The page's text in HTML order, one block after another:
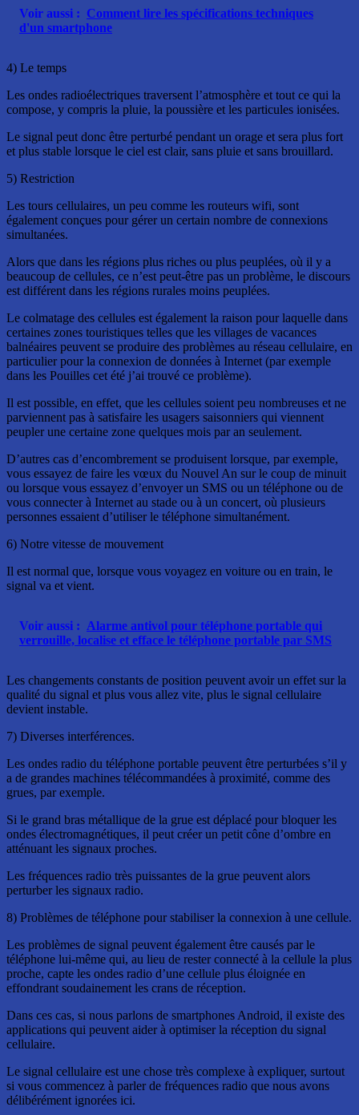
Voir aussi : Comment lire les spécifications techniques
d'un smartphone
4) Le temps
Les ondes radioélectriques traversent l’atmosphère et tout ce qui la
compose, y compris la pluie, la poussière et les particules ionisées.
Le signal peut donc être perturbé pendant un orage et sera plus fort
et plus stable lorsque le ciel est clair, sans pluie et sans brouillard.
5) Restriction
Les tours cellulaires, un peu comme les routeurs wifi, sont
également conçues pour gérer un certain nombre de connexions
simultanées.
Alors que dans les régions plus riches ou plus peuplées, où il y a
beaucoup de cellules, ce n’est peut-être pas un problème, le discours
est différent dans les régions rurales moins peuplées.
Le colmatage des cellules est également la raison pour laquelle dans
certaines zones touristiques telles que les villages de vacances
balnéaires peuvent se produire des problèmes au réseau cellulaire, en
particulier pour la connexion de données à Internet (par exemple
dans les Pouilles cet été j’ai trouvé ce problème).
Il est possible, en effet, que les cellules soient peu nombreuses et ne
parviennent pas à satisfaire les usagers saisonniers qui viennent
peupler une certaine zone quelques mois par an seulement.
D’autres cas d’encombrement se produisent lorsque, par exemple,
vous essayez de faire les vœux du Nouvel An sur le coup de minuit
ou lorsque vous essayez d’envoyer un SMS ou un téléphone ou de
vous connecter à Internet au stade ou à un concert, où plusieurs
personnes essaient d’utiliser le téléphone simultanément.
6) Notre vitesse de mouvement
Il est normal que, lorsque vous voyagez en voiture ou en train, le
signal va et vient.
Voir aussi : Alarme antivol pour téléphone portable qui
verrouille, localise et efface le téléphone portable par SMS
Les changements constants de position peuvent avoir un effet sur la
qualité du signal et plus vous allez vite, plus le signal cellulaire
devient instable.
7) Diverses interférences.
Les ondes radio du téléphone portable peuvent être perturbées s’il y
a de grandes machines télécommandées à proximité, comme des
grues, par exemple.
Si le grand bras métallique de la grue est déplacé pour bloquer les
ondes électromagnétiques, il peut créer un petit cône d’ombre en
atténuant les signaux proches.
Les fréquences radio très puissantes de la grue peuvent alors
perturber les signaux radio.
8) Problèmes de téléphone pour stabiliser la connexion à une cellule.
Les problèmes de signal peuvent également être causés par le
téléphone lui-même qui, au lieu de rester connecté à la cellule la plus
proche, capte les ondes radio d’une cellule plus éloignée en
effondrant soudainement les crans de réception.
Dans ces cas, si nous parlons de smartphones Android, il existe des
applications qui peuvent aider à optimiser la réception du signal
cellulaire.
Le signal cellulaire est une chose très complexe à expliquer, surtout
si vous commencez à parler de fréquences radio que nous avons
délibérément ignorées ici.